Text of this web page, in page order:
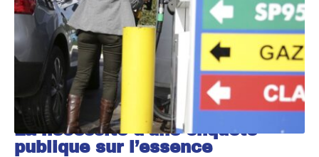
La nécessité d’une enquête
publique sur l’essence